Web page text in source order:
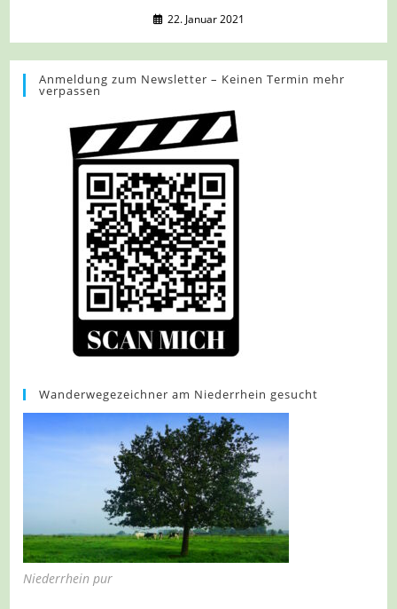
22. Januar 2021
Anmeldung zum Newsletter – Keinen Termin mehr
verpassen
Wanderwegezeichner am Niederrhein gesucht
Niederrhein pur